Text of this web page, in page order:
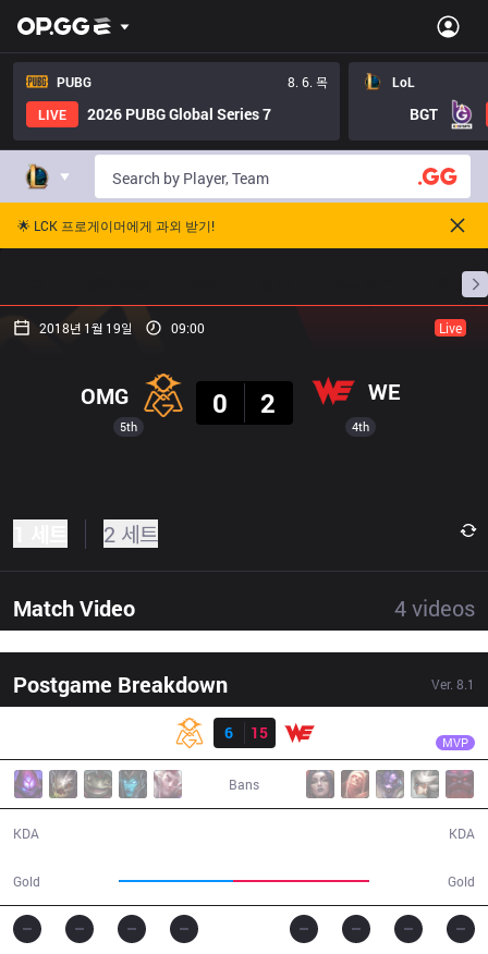
PUBG
8. 6. 목
LIVE
2026 PUBG Global Series 7
LoL
BGT
🌟 LCK 프로게이머에게 과외 받기!
프로빌
2018년 1월 19일 09:00 Live
5th
OMG
0
2 WE
4th
2 세트
Match Video 4videos
Postgame Breakdown Ver. 8.1
6
15 MVP
Bans
KDA
Gold Gold
KDA